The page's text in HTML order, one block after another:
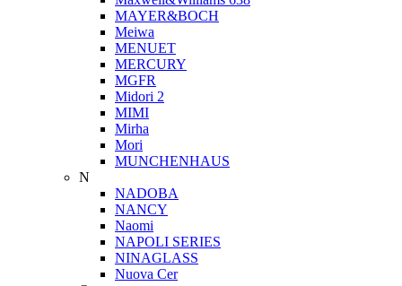
MAYER&BOCH
Meiwa
MENUET
MERCURY
MGFR
Midori 2
MIMI
Mirha
Mori
MUNCHENHAUS
N
NADOBA
NANCY
Naomi
NAPOLI SERIES
NINAGLASS
Nuova Cer